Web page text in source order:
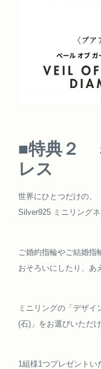
■特典２
レス
世界にひとつだけの、
Silver925 ミニリング
ご婚約指輪やご結婚指
おそろいにしたり、あ
ミニリングの「デザイ
(石)」をお選びいただけ
1組様1つプレゼントい